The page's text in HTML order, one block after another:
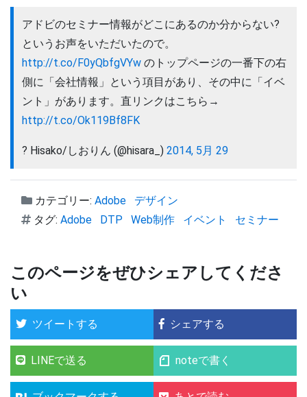
アドビのセミナー情報がどこにあるのか分からない?
というお声をいただいたので。
http://t.co/F0yQbfgVYw のトップページの一番下の右
側に「会社情報」という項目があり、その中に「イベ
ント」があります。直リンクはこちら→
http://t.co/Ok119Bf8FK
? Hisako/しおりん (@hisara_) 2014, 5月 29
カテゴリー: Adobe
デザイン
タグ: Adobe DTP Web制作 イベント セミナー
このページをぜひシェアしてくださ
い
ツイートする シェアする
LINEで送る noteで書く